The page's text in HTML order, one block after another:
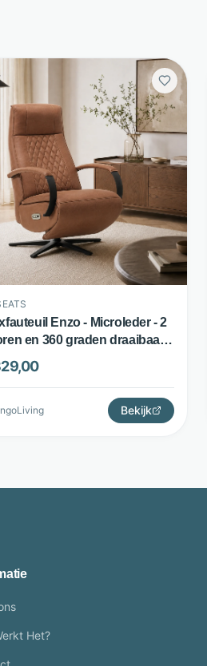
Enzo - Microleder - 2
en 360 graden draaibaar -
- The Seats
Bekijk
Het?